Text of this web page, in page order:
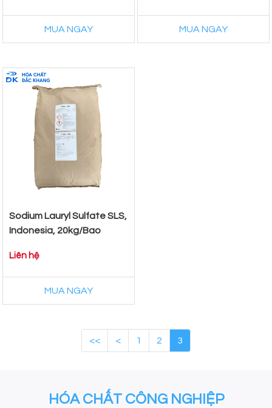
MUA NGAY MUA NGAY
Sodium Lauryl Sulfate SLS,
Indonesia, 20kg/Bao
Liên hệ
MUA NGAY
<< < 1 2 3
HÓA CHẤT CÔNG NGHIỆP